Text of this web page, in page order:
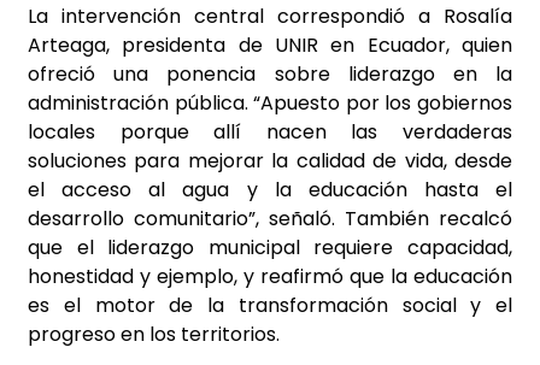
La intervención central correspondió a Rosalía
Arteaga, presidenta de UNIR en Ecuador, quien
ofreció una ponencia sobre liderazgo en la
administración pública. “Apuesto por los gobiernos
locales porque allí nacen las verdaderas
soluciones para mejorar la calidad de vida, desde
el acceso al agua y la educación hasta el
desarrollo comunitario”, señaló. También recalcó
que el liderazgo municipal requiere capacidad,
honestidad y ejemplo, y reafirmó que la educación
es el motor de la transformación social y el
progreso en los territorios.